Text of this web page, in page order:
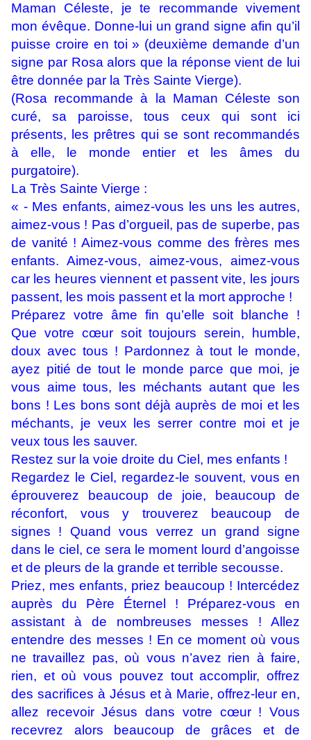
Maman Céleste, je te recommande vivement
mon évêque. Donne-lui un grand signe afin qu’il
puisse croire en toi » (deuxième demande d’un
signe par Rosa alors que la réponse vient de lui
être donnée par la Très Sainte Vierge).
(Rosa recommande à la Maman Céleste son
curé, sa paroisse, tous ceux qui sont ici
présents, les prêtres qui se sont recommandés
à elle, le monde entier et les âmes du
purgatoire).
La Très Sainte Vierge :
« - Mes enfants, aimez-vous les uns les autres,
aimez-vous ! Pas d’orgueil, pas de superbe, pas
de vanité ! Aimez-vous comme des frères mes
enfants. Aimez-vous, aimez-vous, aimez-vous
car les heures viennent et passent vite, les jours
passent, les mois passent et la mort approche !
Préparez votre âme fin qu’elle soit blanche !
Que votre cœur soit toujours serein, humble,
doux avec tous ! Pardonnez à tout le monde,
ayez pitié de tout le monde parce que moi, je
vous aime tous, les méchants autant que les
bons ! Les bons sont déjà auprès de moi et les
méchants, je veux les serrer contre moi et je
veux tous les sauver.
Restez sur la voie droite du Ciel, mes enfants !
Regardez le Ciel, regardez-le souvent, vous en
éprouverez beaucoup de joie, beaucoup de
réconfort, vous y trouverez beaucoup de
signes ! Quand vous verrez un grand signe
dans le ciel, ce sera le moment lourd d’angoisse
et de pleurs de la grande et terrible secousse.
Priez, mes enfants, priez beaucoup ! Intercédez
auprès du Père Éternel ! Préparez-vous en
assistant à de nombreuses messes ! Allez
entendre des messes ! En ce moment où vous
ne travaillez pas, où vous n’avez rien à faire,
rien, et où vous pouvez tout accomplir, offrez
des sacrifices à Jésus et à Marie, offrez-leur en,
allez recevoir Jésus dans votre cœur ! Vous
recevrez alors beaucoup de grâces et de